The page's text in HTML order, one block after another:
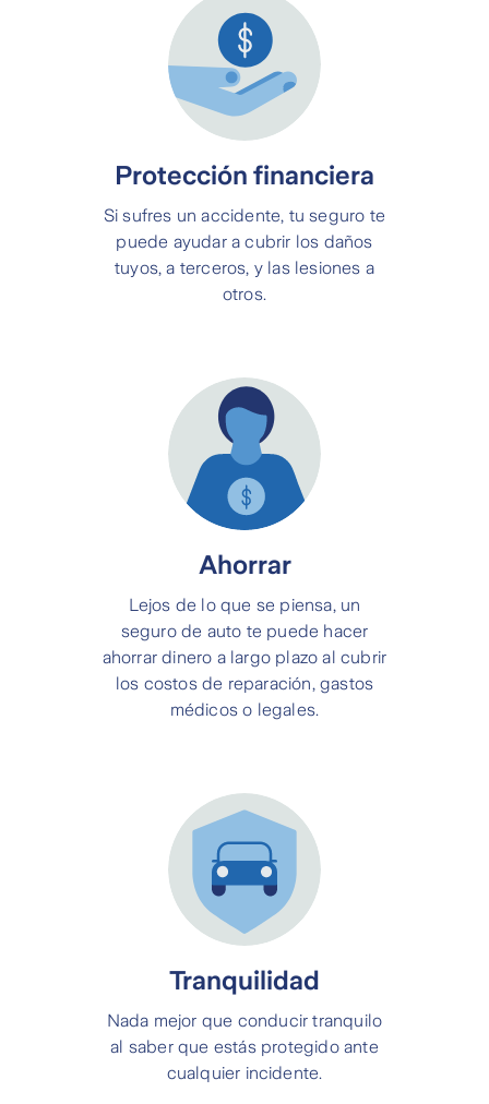
Protección financiera
Si sufres un accidente, tu seguro te
puede ayudar a cubrir los daños
tuyos, a terceros, y las lesiones a
otros.
Ahorrar
Lejos de lo que se piensa, un
seguro de auto te puede hacer
ahorrar dinero a largo plazo al cubrir
los costos de reparación, gastos
médicos o legales.
Tranquilidad
Nada mejor que conducir tranquilo
al saber que estás protegido ante
cualquier incidente.